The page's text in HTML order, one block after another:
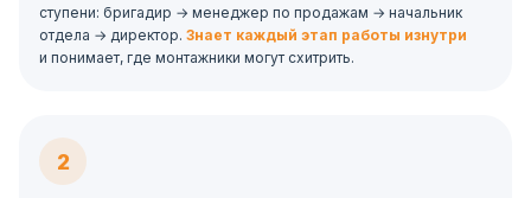
ступени: бригадир → менеджер по продажам → начальник
отдела → директор. Знает каждый этап работы изнутри
и понимает, где монтажники могут схитрить.
2